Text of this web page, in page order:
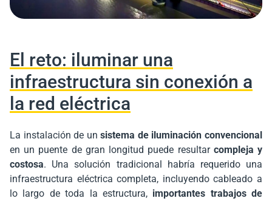
El reto: iluminar una
infraestructura sin conexión a
la red eléctrica
La instalación de unsistema de iluminación convencional
en un puente de gran longitud puede resultar compleja y
costosa. Una solución tradicional habría requerido una
infraestructura eléctrica completa, incluyendo cableado a
lo largo de toda la estructura, importantes trabajos de